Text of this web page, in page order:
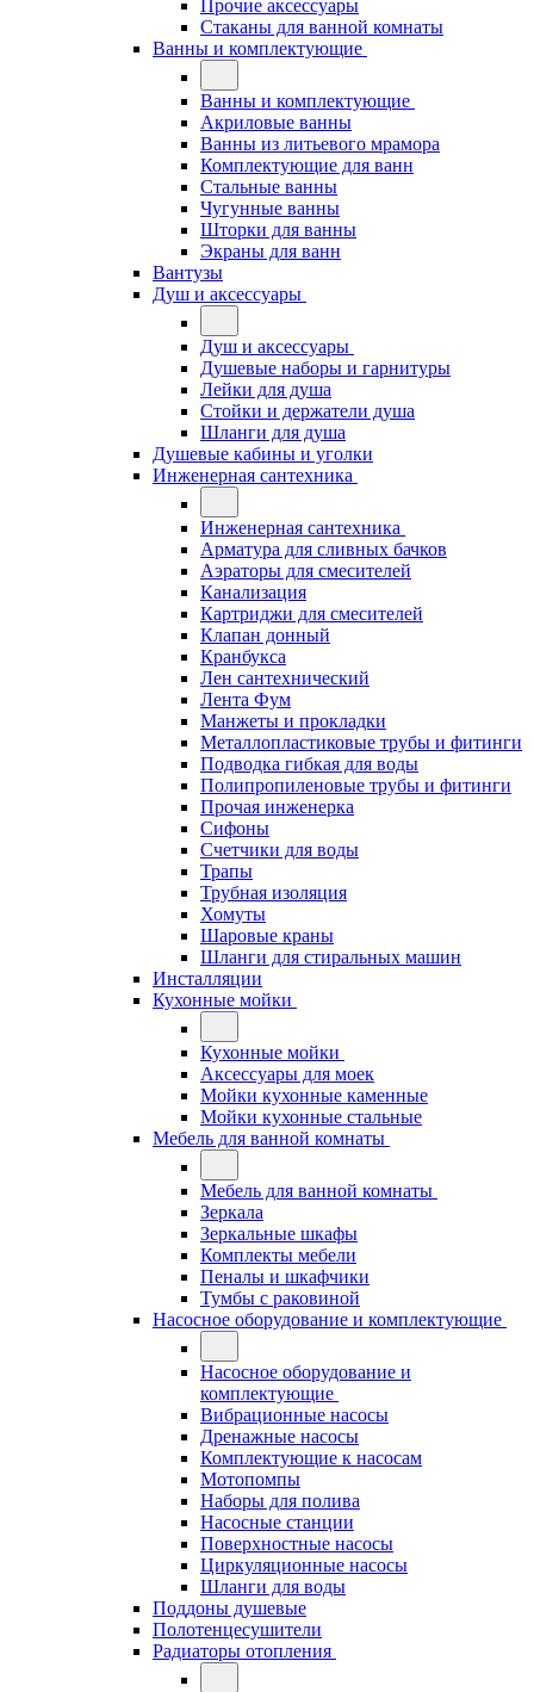
Прочие аксессуары
Стаканы для ванной комнаты
Ванны и комплектующие
Ванны и комплектующие
Акриловые ванны
Ванны из литьевого мрамора
Комплектующие для ванн
Стальные ванны
Чугунные ванны
Шторки для ванны
Экраны для ванн
Вантузы
Душ и аксессуары
Душ и аксессуары
Душевые наборы и гарнитуры
Лейки для душа
Стойки и держатели душа
Шланги для душа
Душевые кабины и уголки
Инженерная сантехника
Инженерная сантехника
Арматура для сливных бачков
Аэраторы для смесителей
Канализация
Картриджи для смесителей
Клапан донный
Кранбукса
Лен сантехнический
Лента Фум
Манжеты и прокладки
Металлопластиковые трубы и фитинги
Подводка гибкая для воды
Полипропиленовые трубы и фитинги
Прочая инженерка
Сифоны
Счетчики для воды
Трапы
Трубная изоляция
Хомуты
Шаровые краны
Шланги для стиральных машин
Инсталляции
Кухонные мойки
Кухонные мойки
Аксессуары для моек
Мойки кухонные каменные
Мойки кухонные стальные
Мебель для ванной комнаты
Мебель для ванной комнаты
Зеркала
Зеркальные шкафы
Комплекты мебели
Пеналы и шкафчики
Тумбы с раковиной
Насосное оборудование и комплектующие
Насосное оборудование и
комплектующие
Вибрационные насосы
Дренажные насосы
Комплектующие к насосам
Мотопомпы
Наборы для полива
Насосные станции
Поверхностные насосы
Циркуляционные насосы
Шланги для воды
Поддоны душевые
Полотенцесушители
Радиаторы отопления